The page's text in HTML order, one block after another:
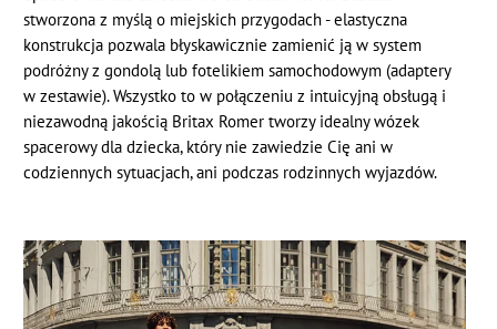
stworzona z myślą o miejskich przygodach - elastyczna
konstrukcja pozwala błyskawicznie zamienić ją w system
podróżny z gondolą lub fotelikiem samochodowym (adaptery
w zestawie). Wszystko to w połączeniu z intuicyjną obsługą i
niezawodną jakością Britax Romer tworzy idealny wózek
spacerowy dla dziecka, który nie zawiedzie Cię ani w
codziennych sytuacjach, ani podczas rodzinnych wyjazdów.